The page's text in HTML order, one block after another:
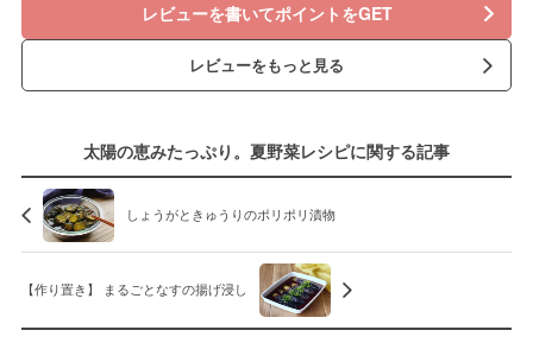
レビューを書いてポイントをGET
レビューをもっと見る
太陽の恵みたっぷり。夏野菜レシピに関する記事
しょうがときゅうりのポリポリ漬物
【作り置き】 まるごとなすの揚げ浸し